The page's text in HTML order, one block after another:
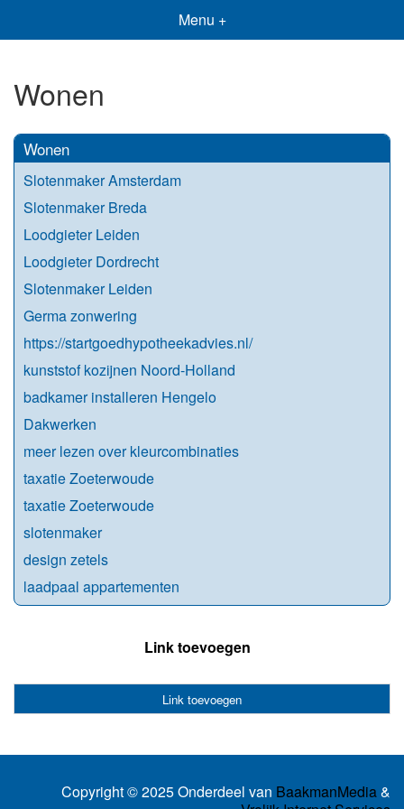
Menu +
Wonen
Wonen
Slotenmaker Amsterdam
Slotenmaker Breda
Loodgieter Leiden
Loodgieter Dordrecht
Slotenmaker Leiden
Germa zonwering
https://startgoedhypotheekadvies.nl/
kunststof kozijnen Noord-Holland
badkamer installeren Hengelo
Dakwerken
meer lezen over kleurcombinaties
taxatie Zoeterwoude
taxatie Zoeterwoude
slotenmaker
design zetels
laadpaal appartementen
Link toevoegen
Link toevoegen
Copyright © 2025 Onderdeel van BaakmanMedia&